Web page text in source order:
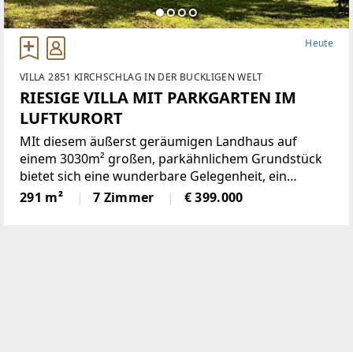
Heute
VILLA 2851 KIRCHSCHLAG IN DER BUCKLIGEN WELT
RIESIGE VILLA MIT PARKGARTEN IM
LUFTKURORT
MIt diesem äußerst geräumigen Landhaus auf
einem 3030m² großen, parkähnlichem Grundstück
bietet sich eine wunderbare Gelegenheit, ein
einmaliges Domizil in der beliebten Gemeinde
Krumbach zu schaffen!Das 1972 in Ziegelbauweise
291 m² 7 Zimmer € 399.000